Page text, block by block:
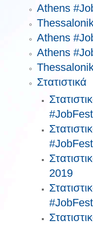
Athens
Athens
Athens
Στατιστικά
2019